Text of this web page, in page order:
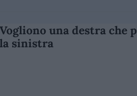
Vogliono una destra che
la sinistra